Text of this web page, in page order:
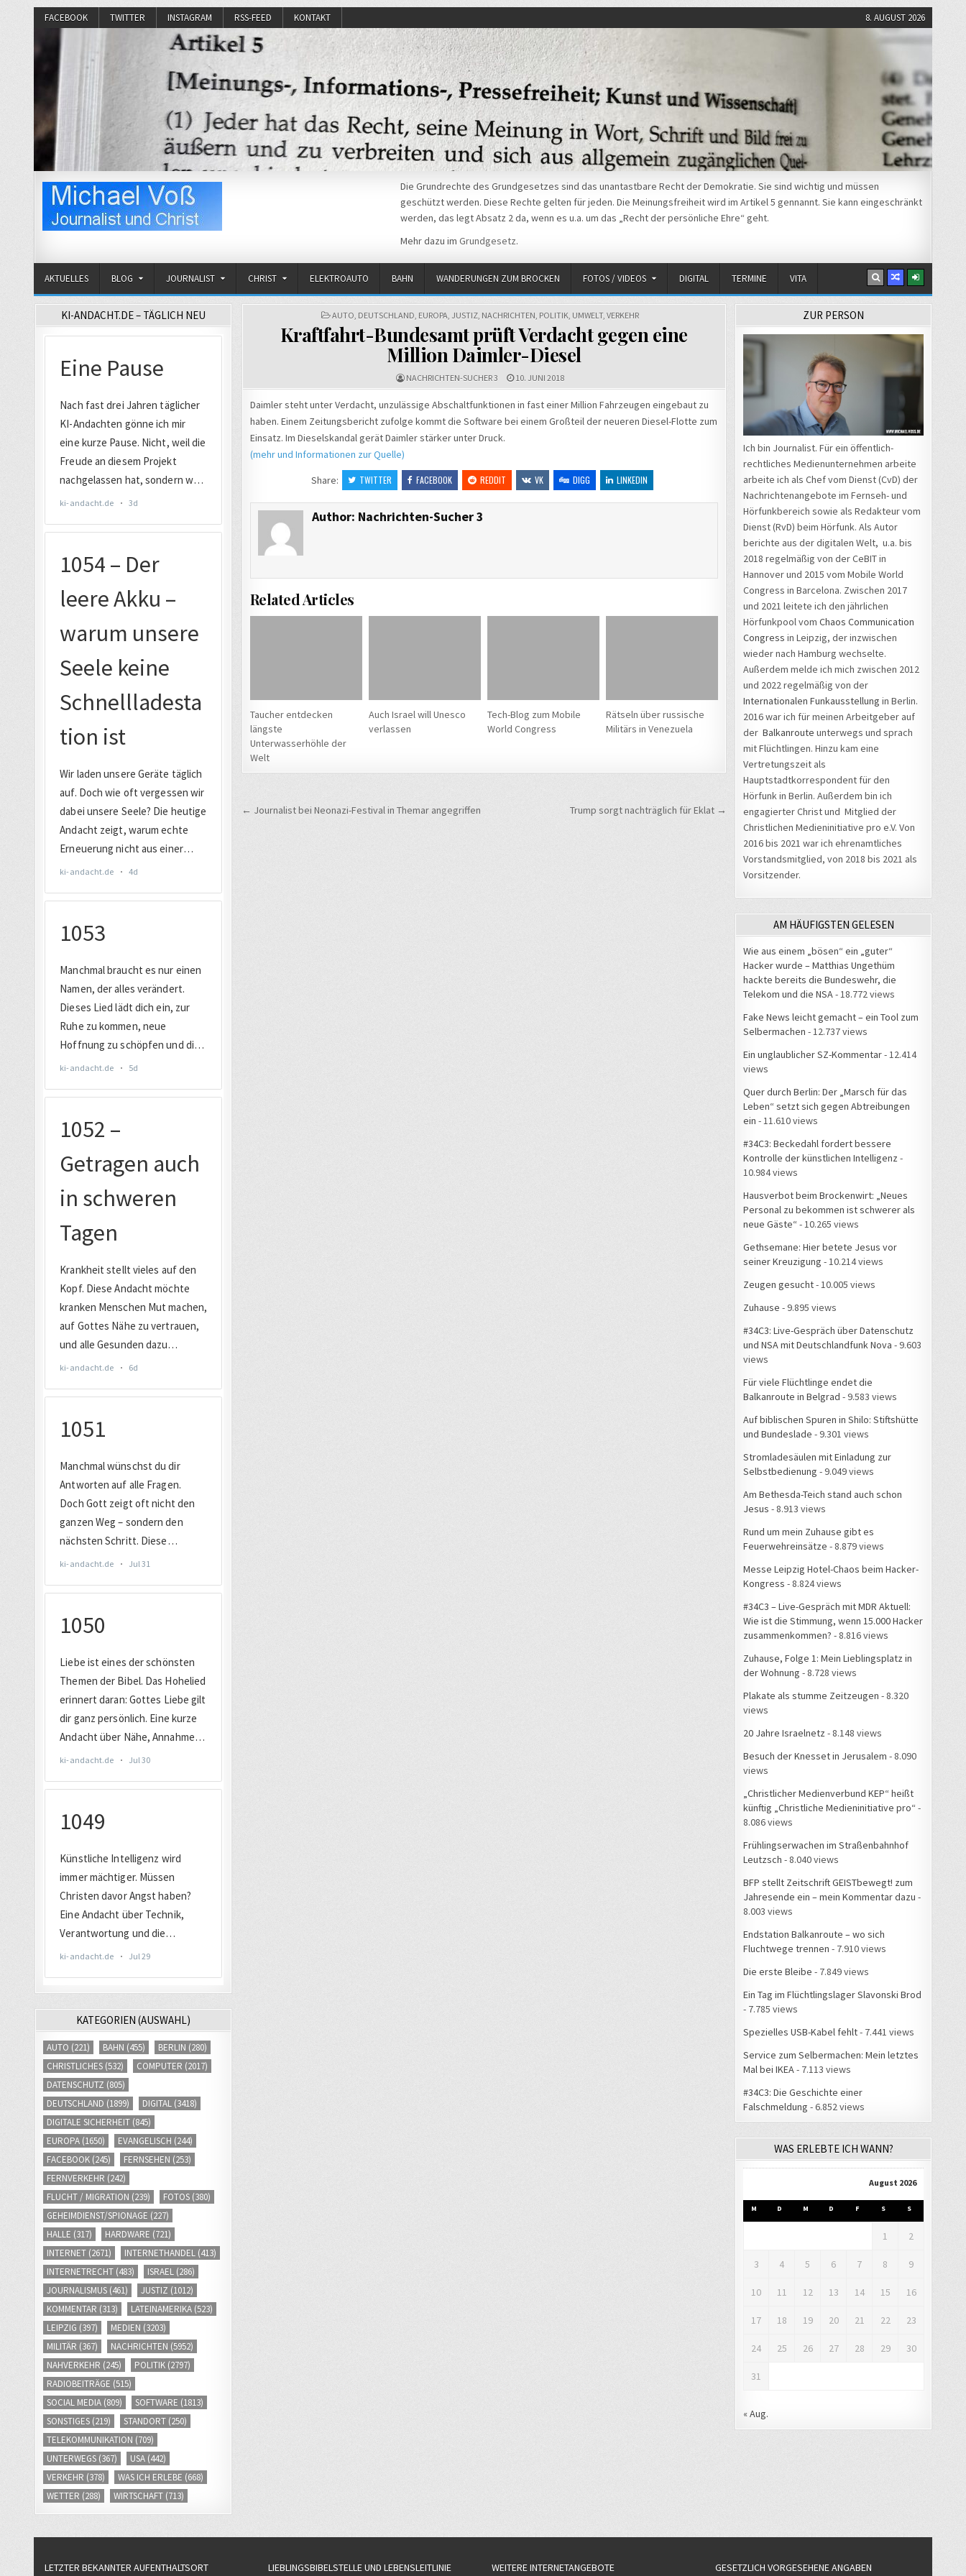
FACEBOOK TWITTER INSTAGRAM RSS-FEED KONTAKT 8. AUGUST 2026
Die Grundrechte des Grundgesetzes sind das unantastbare Recht der Demokratie. Sie sind wichtig und müssen
geschützt werden. Diese Rechte gelten für jeden. Die Meinungsfreiheit wird im Artikel 5 gennannt. Sie kann eingeschränkt
werden, das legt Absatz 2 da, wenn es u.a. um das „Recht der persönliche Ehre“ geht.
Mehr dazu im Grundgesetz.
AKTUELLES BLOG JOURNALIST CHRIST ELEKTROAUTO BAHN WANDERUNGEN ZUM BROCKEN FOTOS / VIDEOS DIGITAL TERMINE VITA
POSTED
IN
AUTO DEUTSCHLAND EUROPA JUSTIZ NACHRICHTEN POLITIK UMWELT,VERKEHR
Kraftfahrt-Bundesamt prüft Verdacht gegen eine
Million Daimler-Diesel
NACHRICHTEN-SUCHER 3 10. JUNI 2018
Daimler steht unter Verdacht, unzulässige Abschaltfunktionen in fast einer Million Fahrzeugen eingebaut zu
haben. Einem Zeitungsbericht zufolge kommt die Software bei einem Großteil der neueren Diesel-Flotte zum
Einsatz. Im Dieselskandal gerät Daimler stärker unter Druck.
(mehr und Informationen zur Quelle)
Share:
TWITTER FACEBOOK REDDIT VK DIGG LINKEDIN
Author: Nachrichten-Sucher 3
Related Articles
Taucher entdecken
längste
Unterwasserhöhle der
Welt
Auch Israel will Unesco
verlassen
Tech-Blog zum Mobile
World Congress
Rätseln über russische
Militärs in Venezuela
Beitragsnavigation Trump sorgt nachträglich für Eklat →
← Journalist bei Neonazi-Festival in Themar angegriffen
KI-ANDACHT.DE – TÄGLICH NEU
KATEGORIEN (AUSWAHL)
AUTO (221) BAHN (455) BERLIN (280)
CHRISTLICHES (532) COMPUTER (2017)
DATENSCHUTZ (805)
DEUTSCHLAND (1899) DIGITAL (3418)
DIGITALE SICHERHEIT (845)
EUROPA (1650) EVANGELISCH (244)
FACEBOOK (245) FERNSEHEN (253)
FERNVERKEHR (242)
FLUCHT / MIGRATION (239) FOTOS (380)
GEHEIMDIENST/SPIONAGE (227)
HALLE (317) HARDWARE (721)
INTERNET (2671) INTERNETHANDEL (413)
INTERNETRECHT (483) ISRAEL (286)
JOURNALISMUS (461) JUSTIZ (1012)
KOMMENTAR (313) LATEINAMERIKA (523)
LEIPZIG (397) MEDIEN (3203)
MILITÄR (367) NACHRICHTEN (5952)
NAHVERKEHR (245) POLITIK (2797)
RADIOBEITRÄGE (515)
SOCIAL MEDIA (809) SOFTWARE (1813)
SONSTIGES (219) STANDORT (250)
TELEKOMMUNIKATION (709)
UNTERWEGS (367) USA (442)
VERKEHR (378) WAS ICH ERLEBE (668)
WETTER (288) WIRTSCHAFT (713)
ZUR PERSON
Ich bin Journalist. Für ein öffentlich-
rechtliches Medienunternehmen arbeite
arbeite ich als Chef vom Dienst (CvD) der
Nachrichtenangebote im Fernseh- und
Hörfunkbereich sowie als Redakteur vom
Dienst (RvD) beim Hörfunk. Als Autor
berichte aus der digitalen Welt, u.a. bis
2018 regelmäßig von der CeBIT in
Hannover und 2015 vom Mobile World
Congress in Barcelona. Zwischen 2017
und 2021 leitete ich den jährlichen
Hörfunkpool vom Chaos Communication
Congress in Leipzig, der inzwischen
wieder nach Hamburg wechselte.
Außerdem melde ich mich zwischen 2012
und 2022 regelmäßig von der
Internationalen Funkausstellung in Berlin.
2016 war ich für meinen Arbeitgeber auf
der Balkanroute unterwegs und sprach
mit Flüchtlingen. Hinzu kam eine
Vertretungszeit als
Hauptstadtkorrespondent für den
Hörfunk in Berlin. Außerdem bin ich
engagierter Christ und Mitglied der
Christlichen Medieninitiative pro e.V. Von
2016 bis 2021 war ich ehrenamtliches
Vorstandsmitglied, von 2018 bis 2021 als
Vorsitzender.
AM HÄUFIGSTEN GELESEN
Wie aus einem „bösen“ ein „guter“
Hacker wurde – Matthias Ungethüm
hackte bereits die Bundeswehr, die
Telekom und die NSA - 18.772 views
Fake News leicht gemacht – ein Tool zum
Selbermachen - 12.737 views
Ein unglaublicher SZ-Kommentar- 12.414
views
Quer durch Berlin: Der „Marsch für das
Leben“ setzt sich gegen Abtreibungen
ein - 11.610 views
#34C3: Beckedahl fordert bessere
Kontrolle der künstlichen Intelligenz -
10.984 views
Hausverbot beim Brockenwirt: „Neues
Personal zu bekommen ist schwerer als
neue Gäste“ - 10.265 views
Gethsemane: Hier betete Jesus vor
seiner Kreuzigung - 10.214 views
Zeugen gesucht- 10.005 views
Zuhause - 9.895 views
#34C3: Live-Gespräch über Datenschutz
und NSA mit Deutschlandfunk Nova - 9.603
views
Für viele Flüchtlinge endet die
Balkanroute in Belgrad - 9.583 views
Auf biblischen Spuren in Shilo: Stiftshütte
und Bundeslade - 9.301 views
Stromladesäulen mit Einladung zur
Selbstbedienung - 9.049 views
Am Bethesda-Teich stand auch schon
Jesus - 8.913 views
Rund um mein Zuhause gibt es
Feuerwehreinsätze - 8.879 views
Messe Leipzig Hotel-Chaos beim Hacker-
Kongress - 8.824 views
#34C3 – Live-Gespräch mit MDR Aktuell:
Wie ist die Stimmung, wenn 15.000 Hacker
zusammenkommen? - 8.816 views
Zuhause, Folge 1: Mein Lieblingsplatz in
der Wohnung - 8.728 views
Plakate als stumme Zeitzeugen - 8.320
views
20 Jahre Israelnetz - 8.148 views
Besuch der Knesset in Jerusalem - 8.090
views
„Christlicher Medienverbund KEP“ heißt
künftig „Christliche Medieninitiative pro“ -
8.086 views
Frühlingserwachen im Straßenbahnhof
Leutzsch - 8.040 views
BFP stellt Zeitschrift GEISTbewegt! zum
Jahresende ein – mein Kommentar dazu -
8.003 views
Endstation Balkanroute – wo sich
Fluchtwege trennen - 7.910 views
Die erste Bleibe - 7.849 views
Ein Tag im Flüchtlingslager Slavonski Brod
- 7.785 views
Spezielles USB-Kabel fehlt- 7.441 views
Service zum Selbermachen: Mein letztes
Mal bei IKEA - 7.113 views
#34C3: Die Geschichte einer
Falschmeldung - 6.852 views
WAS ERLEBTE ICH WANN?
August 2026
M D M D F S S
1 2
3 4 5 6 7 8 9
10 11 12 13 14 15 16
17 18 19 20 21 22 23
24 25 26 27 28 29 30
31
« Aug.
LETZTER BEKANNTER AUFENTHALTSORT LIEBLINGSBIBELSTELLE UND LEBENSLEITLINIE WEITERE INTERNETANGEBOTE GESETZLICH VORGESEHENE ANGABEN